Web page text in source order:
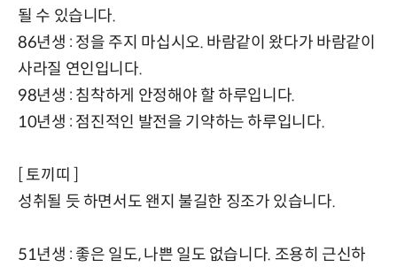
될 수 있습니다.
86년생 : 정을 주지 마십시오. 바람같이 왔다가 바람같이
사라질 연인입니다.
98년생 : 침착하게 안정해야 할 하루입니다.
10년생 : 점진적인 발전을 기약하는 하루입니다.
[ 토끼띠 ]
성취될 듯 하면서도 왠지 불길한 징조가 있습니다.
51년생 : 좋은 일도, 나쁜 일도 없습니다. 조용히 근신하